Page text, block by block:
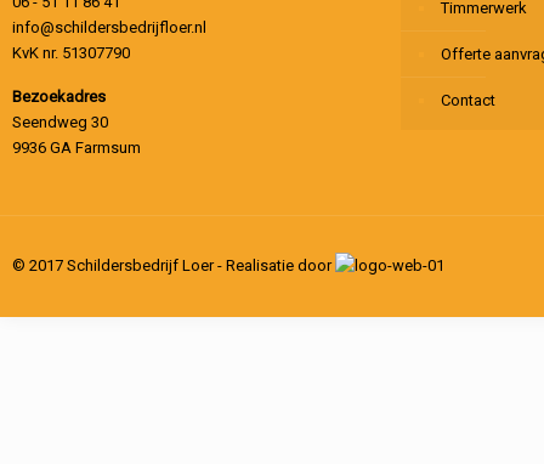
info@schildersbedrijfloer.nl
KvK nr. 51307790
Bezoekadres
Seendweg 30
9936 GA Farmsum
Timmerwerk
Offerte
Contact
© 2017 Schildersbedrijf Loer - Realisatie door